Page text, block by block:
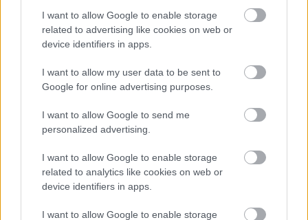
I want to allow Google to enable storage
related to advertising like cookies on web or
device identifiers in apps.
I want to allow my user data to be sent to
Google for online advertising purposes.
I want to allow Google to send me
personalized advertising.
I want to allow Google to enable storage
related to analytics like cookies on web or
device identifiers in apps.
I want to allow Google to enable storage
Yang hozzátette, hogy hetente egyeztet a Forma-
1 illetékeseivel, szóval nem lesz meglepetés
számukra a kérés. Ha futamtörlés lenne az
esetből, akkorPortimao és Imola is kész a
beugrásra.
Itt állíthatod be, hogy a Racingline
cikkeit az elsők között lásd a Google